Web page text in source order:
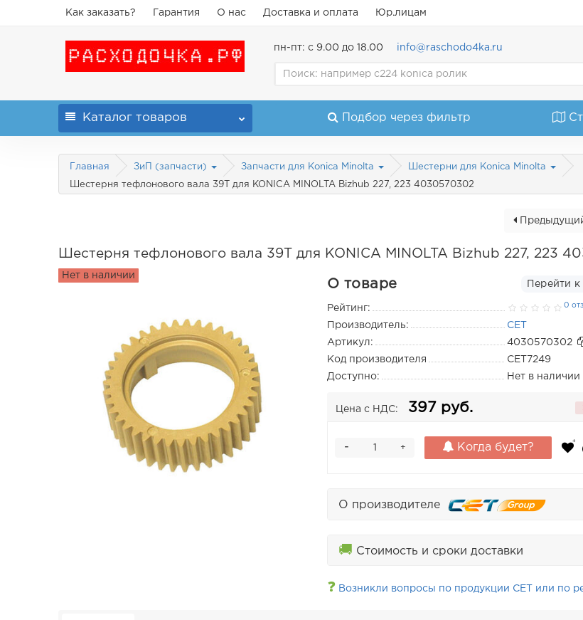
Как заказать? Гарантия О нас Доставка и оплата Юр.лицам
пн-пт: с 9.00 до 18.00 info@raschodo4ka.ru
Каталог товаров Подбор через фильтр
Главная ЗиП (запчасти) Запчасти для Konica Minolta Шестерни для Konica Minolta
Шестерня тефлонового вала 39T для KONICA MINOLTA Bizhub 227, 223 4030570302
Шестерня тефлонового вала 39T для KONICA MINOLTA Bizhub 227, 223
Нет в наличии
О товаре Перейти
Рейтинг: 0
Производитель:
CET
Артикул:
4030570302
Код производителя
CET7249
Доступно:
Нет в наличии
Цена с НДС: 397 руб.
+
- Когда будет?
О производителе
🚚 Стоимость и сроки доставки
❓ Возникли вопросы по продукции CET или по